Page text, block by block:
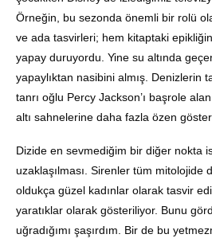
Örneğin, bu sezonda önemli bir rolü
ve ada tasvirleri; hem kitaptaki
yapay duruyordu . Yine su altında
yapaylıktan nasibini almış. Denizlerin
tanrı oğlu Percy Jackson’ı başrole
altı sahnelerine daha fazla özen
Dizide en sevmediğim bir diğer nokta
uzaklaşılması. Sirenler tüm mitolojide
oldukça güzel kadınlar olarak tasvir
yaratıklar olarak gösteriliyor. Bunu
uğradığımı şaşırdım. Bir de bu